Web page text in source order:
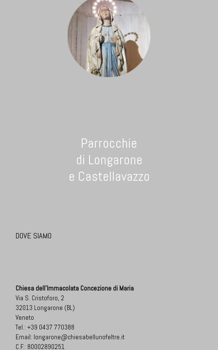
Parrocchie
di Longarone
e Castellavazzo
DOVE SIAMO
Chiesa dell'Immacolata Concezione di Maria
Via S. Cristoforo, 2
32013 Longarone (BL)
Veneto
Tel.: +39 0437 770388
Email: longarone@chiesabellunofeltre.it
C.F.: 80002890251